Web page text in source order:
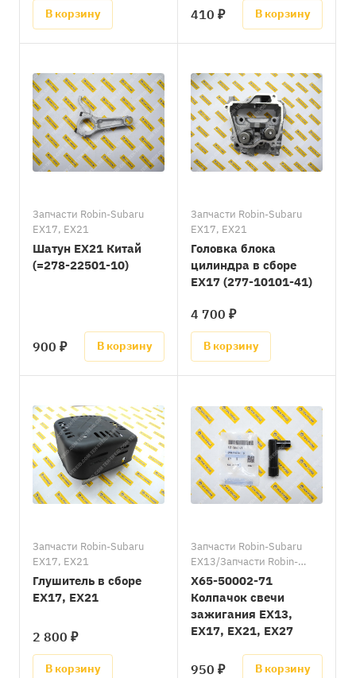
В корзину 410 ₽ В корзину
Запчасти Robin-Subaru
EX17, EX21
Шатун EX21 Китай
(=278-22501-10)
900 ₽ В корзину
Запчасти Robin-Subaru
EX17, EX21
Головка блока
цилиндра в сборе
EX17 (277-10101-41)
4 700 ₽
В корзину
Запчасти Robin-Subaru
EX17, EX21
Глушитель в сборе
EX17, EX21
2 800 ₽
В корзину
Запчасти Robin-Subaru
EX13/Запчасти Robin-
Subaru EX17, EX21/
Запчасти Robin-Subaru
X65-50002-71
Колпачок свечи
зажигания EX13,
EX17, EX21, EX27
950 ₽ В корзину